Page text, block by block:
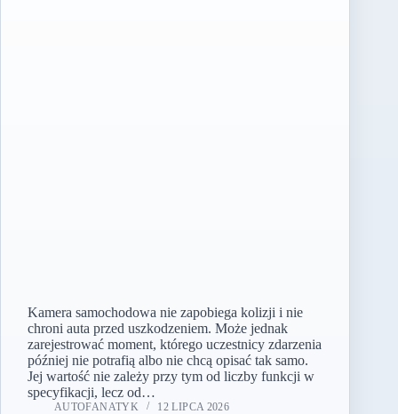
Kamera samochodowa nie zapobiega kolizji i nie
chroni auta przed uszkodzeniem. Może jednak
zarejestrować moment, którego uczestnicy zdarzenia
później nie potrafią albo nie chcą opisać tak samo.
Jej wartość nie zależy przy tym od liczby funkcji w
specyfikacji, lecz od…
AUTOFANATYK 12 LIPCA 2026